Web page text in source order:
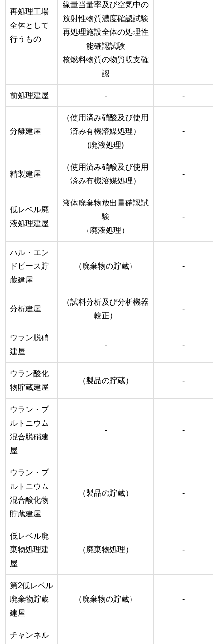
再処理工場
全体として
行うもの
線量当量率及び空気中の
放射性物質濃度確認試験
再処理施設全体の処理性
能確認試験
核燃料物質の物質収支確
認
-
前処理建屋 - -
分離建屋
（使用済み硝酸及び使用
済み有機溶媒処理）
(廃液処理)
-
精製建屋
（使用済み硝酸及び使用
済み有機溶媒処理）
-
低レベル廃
液処理建屋
液体廃棄物放出量確認試
験
（廃液処理）
-
ハル・エン
ドピース貯
蔵建屋
（廃棄物の貯蔵） -
分析建屋
（試料分析及び分析機器
較正）
-
ウラン脱硝
建屋
- -
ウラン酸化
物貯蔵建屋
（製品の貯蔵） -
ウラン・プ
ルトニウム
混合脱硝建
屋
- -
ウラン・プ
ルトニウム
混合酸化物
貯蔵建屋
（製品の貯蔵） -
低レベル廃
棄物処理建
屋
（廃棄物処理） -
第2低レベル
廃棄物貯蔵
建屋
（廃棄物の貯蔵） -
チャンネル